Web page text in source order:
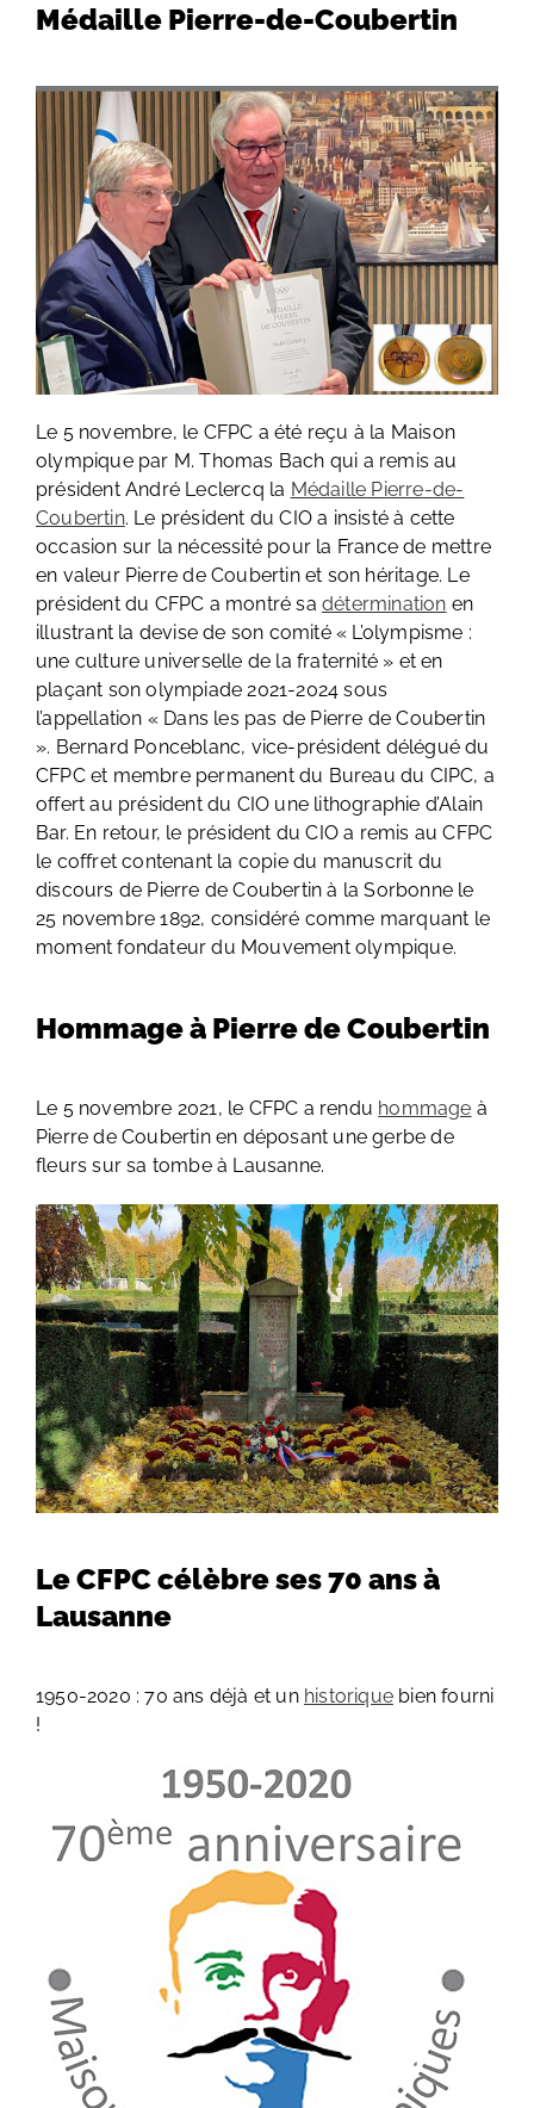
Médaille Pierre-de-Coubertin
Le 5 novembre, le CFPC a été reçu à la Maison
olympique par M. Thomas Bach qui a remis au
président André Leclercq la Médaille Pierre-de-
Coubertin. Le président du CIO a insisté à cette
occasion sur la nécessité pour la France de mettre
en valeur Pierre de Coubertin et son héritage. Le
président du CFPC a montré sa détermination en
illustrant la devise de son comité « L’olympisme :
une culture universelle de la fraternité » et en
plaçant son olympiade 2021-2024 sous
l’appellation « Dans les pas de Pierre de Coubertin
». Bernard Ponceblanc, vice-président délégué du
CFPC et membre permanent du Bureau du CIPC, a
offert au président du CIO une lithographie d’Alain
Bar. En retour, le président du CIO a remis au CFPC
le coffret contenant la copie du manuscrit du
discours de Pierre de Coubertin à la Sorbonne le
25 novembre 1892, considéré comme marquant le
moment fondateur du Mouvement olympique.
Hommage à Pierre de Coubertin
Le 5 novembre 2021, le CFPC a rendu hommage à
Pierre de Coubertin en déposant une gerbe de
fleurs sur sa tombe à Lausanne.
Le CFPC célèbre ses 70 ans à
Lausanne
1950-2020 : 70 ans déjà et un historiquebien fourni
!